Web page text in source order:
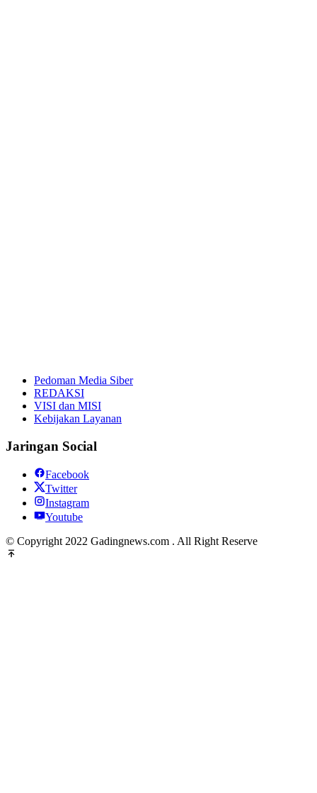
Pedoman Media Siber
REDAKSI
VISI dan MISI
Kebijakan Layanan
Jaringan Social
Facebook
Twitter
Instagram
Youtube
© Copyright 2022 Gadingnews.com . All Right Reserve